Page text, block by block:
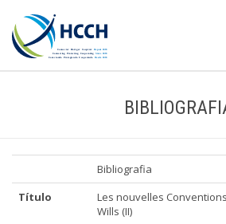
Bibliografia
Título
Les nouvelles
Wills (II)